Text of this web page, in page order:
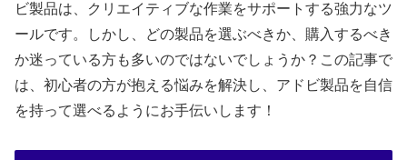
ビ製品は、クリエイティブな作業をサポートする強力なツ
ールです。しかし、どの製品を選ぶべきか、購入するべき
か迷っている方も多いのではないでしょうか？この記事で
は、初心者の方が抱える悩みを解決し、アドビ製品を自信
を持って選べるようにお手伝いします！